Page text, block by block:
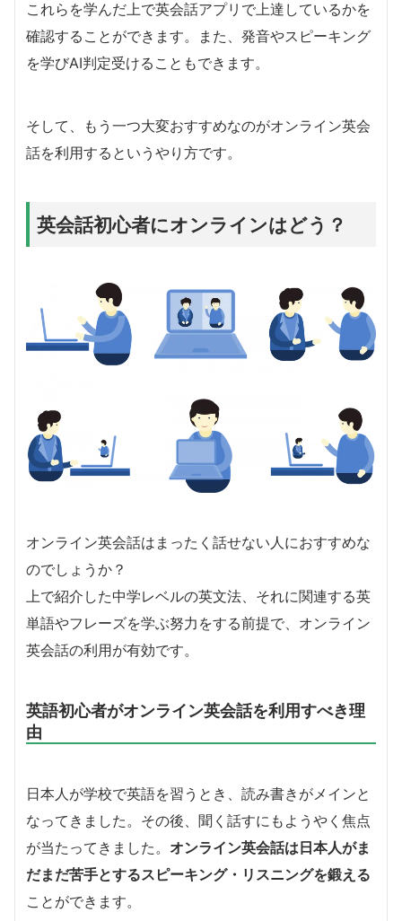
これらを学んだ上で英会話アプリで上達しているかを
確認することができます。また、発音やスピーキング
を学びAI判定受けることもできます。
そして、もう一つ大変おすすめなのがオンライン英会
話を利用するというやり方です。
英会話初心者にオンラインはどう？
オンライン英会話はまったく話せない人におすすめな
のでしょうか？
上で紹介した中学レベルの英文法、それに関連する英
単語やフレーズを学ぶ努力をする前提で、オンライン
英会話の利用が有効です。
英語初心者がオンライン英会話を利用すべき理
由
日本人が学校で英語を習うとき、読み書きがメインと
なってきました。その後、聞く話すにもようやく焦点
が当たってきました。 オンライン英会話は日本人がま
だまだ苦手とするスピーキング・リスニングを鍛える
ことができます。